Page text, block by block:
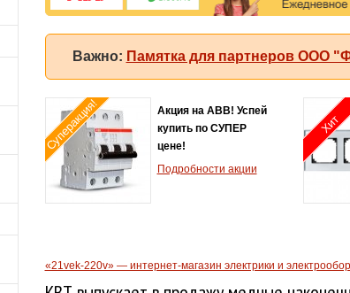
Важно: Памятка для партнеров ООО
Суперакция!
Акция на ABB! Успей
купить по СУПЕР
цене!
Подробности акции
Хит
«21vek-220v» — интернет-магазин электрики и